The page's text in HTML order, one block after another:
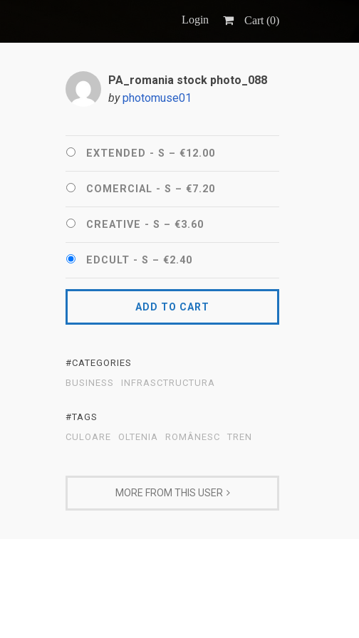
Login Cart (0)
PA_romania stock photo_088
by photomuse01
EXTENDED - S – €12.00
COMERCIAL - S – €7.20
CREATIVE - S – €3.60
EDCULT - S – €2.40
ADD TO CART
#CATEGORIES
BUSINESS
INFRASCTRUCTURA
#TAGS
CULOARE
OLTENIA ROMÂNESC TREN
MORE FROM THIS USER